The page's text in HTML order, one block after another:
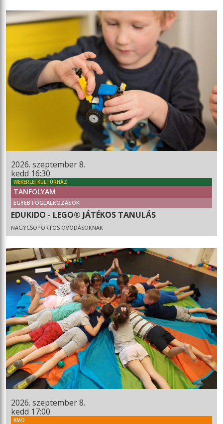
2026. szeptember 8.
kedd 16:30
WEKERLEI KULTÚRHÁZ
TANFOLYAM
EGYÉB FOGLALKOZÁSOK
EDUKIDO - LEGO® JÁTÉKOS TANULÁS
NAGYCSOPORTOS ÓVODÁSOKNAK
2026. szeptember 8.
kedd 17:00
KMO